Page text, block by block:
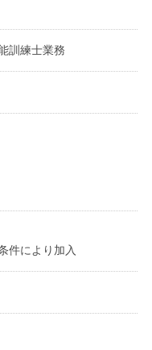
訓練士業務
件により加入